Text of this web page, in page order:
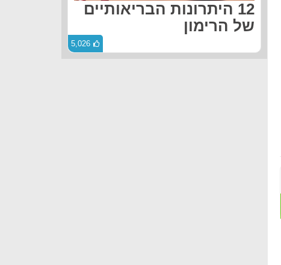
12 היתרונות הבריאותיים
של הרימון
5,026